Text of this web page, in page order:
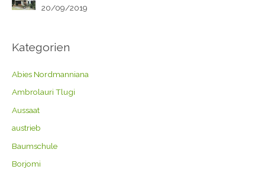
20/09/2019
Kategorien
Abies Nordmanniana
Ambrolauri Tlugi
Aussaat
austrieb
Baumschule
Borjomi